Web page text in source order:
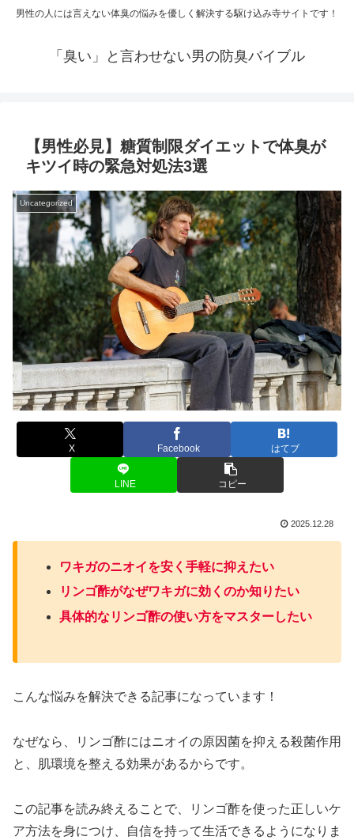
男性の人には言えない体臭の悩みを優しく解決する駆け込み寺サイトです！
「臭い」と言わせない男の防臭バイブル
【男性必見】糖質制限ダイエットで体臭が
キツイ時の緊急対処法3選
Uncategorized
X Facebook はてブ
LINE コピー
2025.12.28
ワキガのニオイを安く手軽に抑えたい
リンゴ酢がなぜワキガに効くのか知りたい
具体的なリンゴ酢の使い方をマスターしたい
こんな悩みを解決できる記事になっています！
なぜなら、リンゴ酢にはニオイの原因菌を抑える殺菌作用
と、肌環境を整える効果があるからです。
この記事を読み終えることで、リンゴ酢を使った正しいケ
ア方法を身につけ、自信を持って生活できるようになりま